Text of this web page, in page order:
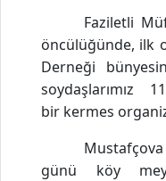
Faziletli
öncülüğünde, ilk
Derneği
soydaşlarımız
bir kermes
günü köy